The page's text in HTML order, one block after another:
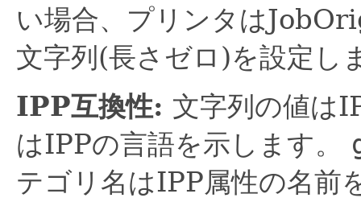
い場合、プリンタは
文字列(長さゼロ)を設定し
IPP互換性: 文字列の値は
はIPPの言語を示します。
テゴリ名はIPP属性の名前